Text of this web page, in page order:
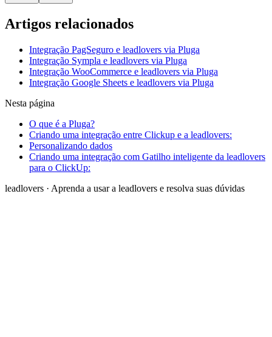
Artigos relacionados
Integração PagSeguro e leadlovers via Pluga
Integração Sympla e leadlovers via Pluga
Integração WooCommerce e leadlovers via Pluga
Integração Google Sheets e leadlovers via Pluga
Nesta página
O que é a Pluga?
Criando uma integração entre Clickup e a leadlovers:
Personalizando dados
Criando uma integração com Gatilho inteligente da leadlovers
para o ClickUp:
leadlovers · Aprenda a usar a leadlovers e resolva suas dúvidas